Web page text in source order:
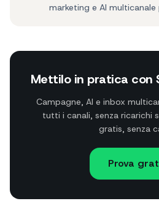
marketing e AI multicanale
Mettilo in pratica con
Campagne, AI e inbox
tutti i canali, senza ricarichi
gratis, senza
Prova